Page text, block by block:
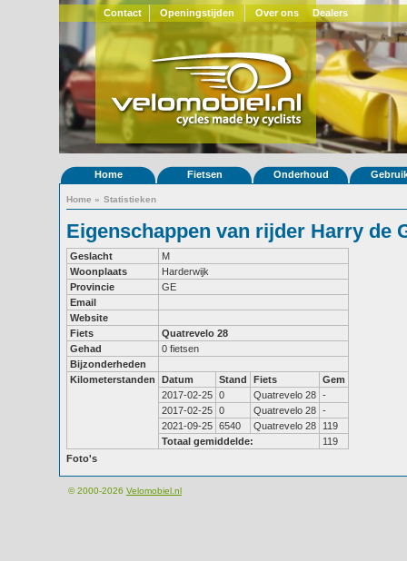
Contact Openingstijden Over ons Dealers
Home Fietsen Onderhoud
Home » Statistieken
Eigenschappen van rijder Harry de
Geslacht
M
Woonplaats
Harderwijk
Provincie
GE
Email
Website
Fiets
Quatrevelo 28
Gehad
0 fietsen
Bijzonderheden
Kilometerstanden
Datum Stand Fiets
Gem
2017-02-25 0 Quatrevelo 28 -
2017-02-25 0 Quatrevelo 28 -
2021-09-25 6540 Quatrevelo 28
119
Totaal gemiddelde:
119
Foto's
© 2000-2026 Velomobiel.nl